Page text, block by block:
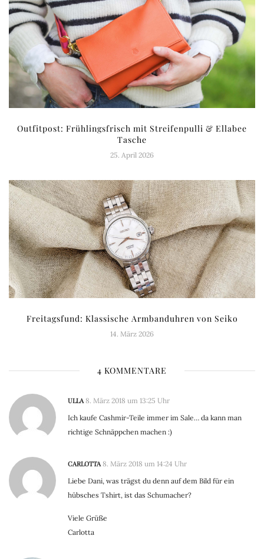
Outfitpost: Frühlingsfrisch mit Streifenpulli & Ellabee
Tasche
25. April 2026
Freitagsfund: Klassische Armbanduhren von Seiko
14. März 2026
4 KOMMENTARE
ULLA 8. März 2018 um 13:25 Uhr
Ich kaufe Cashmir-Teile immer im Sale… da kann man
richtige Schnäppchen machen :)
CARLOTTA 8. März 2018 um 14:24 Uhr
Liebe Dani, was trägst du denn auf dem Bild für ein
hübsches Tshirt, ist das Schumacher?
Viele Grüße
Carlotta